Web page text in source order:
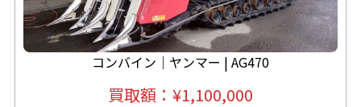
コンバイン｜ヤンマー | AG470
買取額： ¥1,100,000